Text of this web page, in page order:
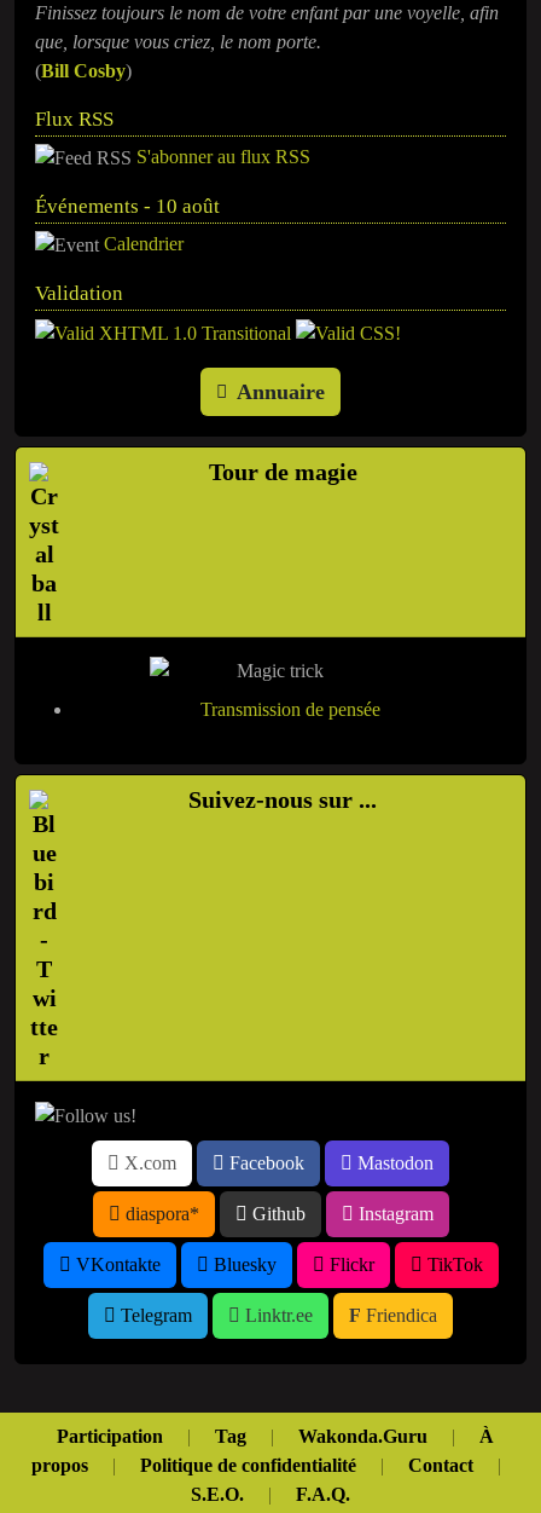
Finissez toujours le nom de votre enfant par une voyelle, afin
que, lorsque vous criez, le nom porte.
(Bill Cosby)
Flux RSS
S'abonner au flux RSS
Événements - 10 août
Calendrier
Validation
Annuaire
Tour de magie
Transmission de pensée
Suivez-nous sur ...
X.com Facebook Mastodon
diaspora* Github Instagram
VKontakte Bluesky Flickr TikTok
Telegram Linktr.ee Friendica
Participation | Tag | Wakonda.Guru |
À
propos
| Politique de confidentialité | Contact
|
S.E.O.
| F.A.Q.